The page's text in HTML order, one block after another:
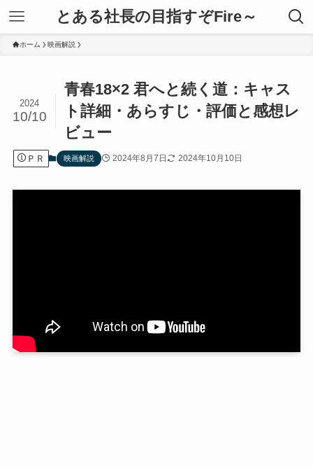
とある社長の目指すぞFire～
ホーム 映画解説
青春18×2 君へと続く道：キャス
ト詳細・あらすじ・評価と感想レ
ビュー
2024
10/10
ＰＲ 映画解説 2024年8月7日 2024年10月10日